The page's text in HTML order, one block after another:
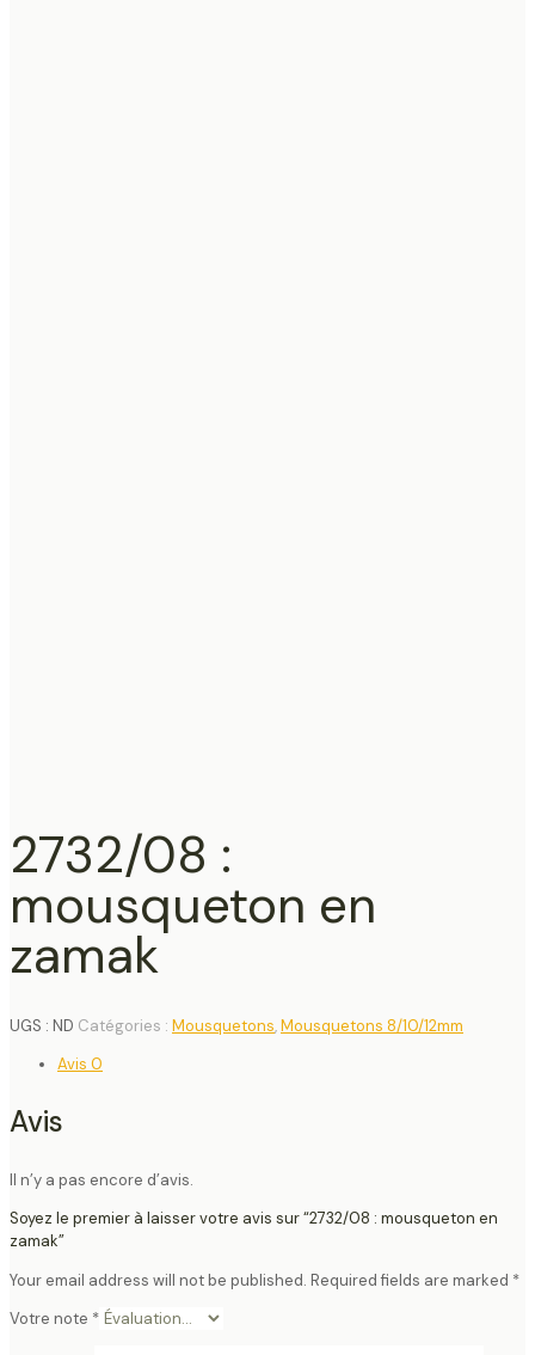
2732/08 :
mousqueton en
zamak
UGS : ND Catégories : Mousquetons,Mousquetons 8/10/12mm
Avis 0
Avis
Il n’y a pas encore d’avis.
Soyez le premier à laisser votre avis sur “2732/08 : mousqueton en
zamak”
Your email address will not be published. Required fields are marked *
Votre note *